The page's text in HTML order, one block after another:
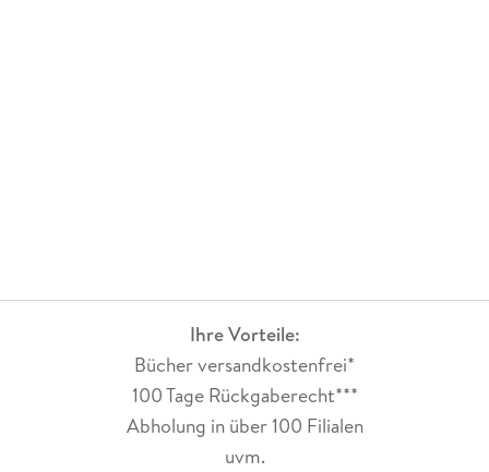
Ihre Vorteile:
Bücher versandkostenfrei*
100 Tage Rückgaberecht***
Abholung in über 100 Filialen
uvm.